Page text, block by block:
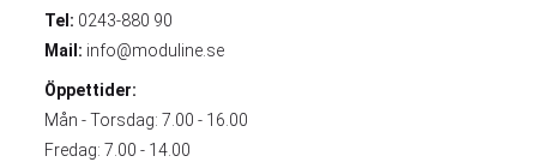
Tel: 0243-880 90
Mail: info@moduline.se
Öppettider:
Mån - Torsdag: 7.00 - 16.00
Fredag: 7.00 - 14.00